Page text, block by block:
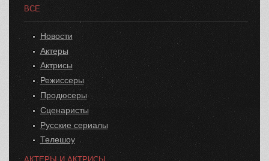
ВСЕ
Новости
Актеры
Актрисы
Режиссеры
Продюсеры
Сценаристы
Русские сериалы
Телешоу